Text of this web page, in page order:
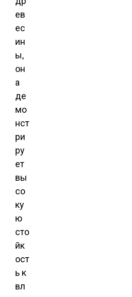
ев
ес
ин
ы,
он
а
де
мо
нст
ри
ру
ет
вы
со
ку
ю
сто
йк
ост
ь к
вл